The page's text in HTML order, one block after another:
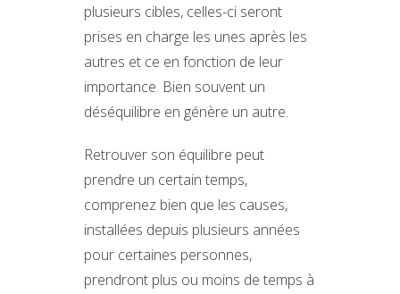
plusieurs cibles, celles-ci seront
prises en charge les unes après les
autres et ce en fonction de leur
importance. Bien souvent un
déséquilibre en génère un autre.
Retrouver son équilibre peut
prendre un certain temps,
comprenez bien que les causes,
installées depuis plusieurs années
pour certaines personnes,
prendront plus ou moins de temps à